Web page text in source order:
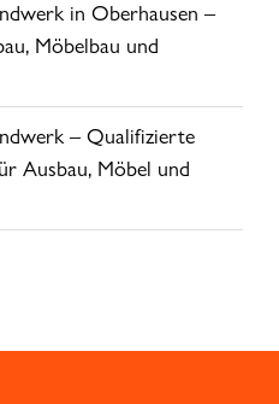
in Oberhausen –
Möbelbau und
– Qualifizierte
Ausbau, Möbel und